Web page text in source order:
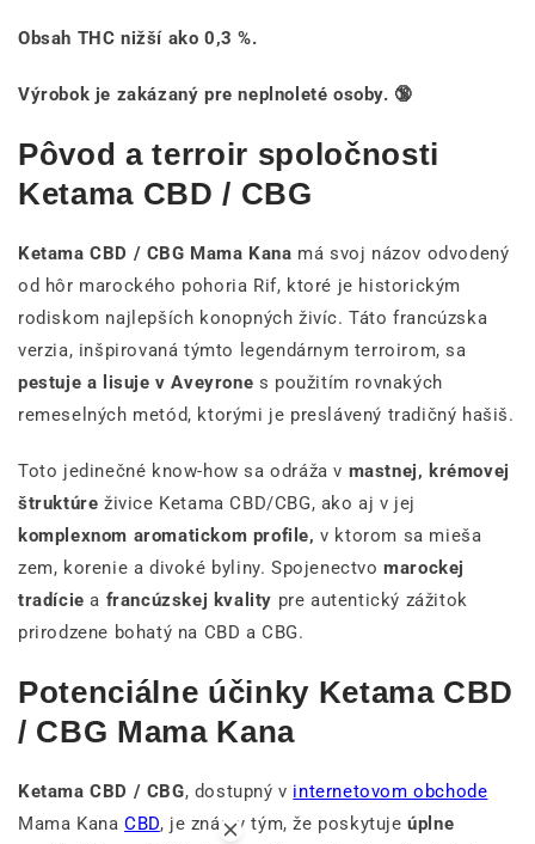
Obsah THC nižší ako 0,3 %.
Výrobok je zakázaný pre neplnoleté osoby. 🔞
Pôvod a terroir spoločnosti
Ketama CBD / CBG
Ketama CBD / CBG Mama Kana má svoj názov odvodený
od hôr marockého pohoria Rif, ktoré je historickým
rodiskom najlepších konopných živíc. Táto francúzska
verzia, inšpirovaná týmto legendárnym terroirom, sa
pestuje a lisuje v Aveyrone s použitím rovnakých
remeselných metód, ktorými je preslávený tradičný hašiš.
Toto jedinečné know-how sa odráža v mastnej, krémovej
štruktúre živice Ketama CBD/CBG, ako aj v jej
komplexnom aromatickom profile, v ktorom sa mieša
zem, korenie a divoké byliny. Spojenectvomarockej
tradície a francúzskej kvality pre autentický zážitok
prirodzene bohatý na CBD a CBG.
Potenciálne účinky Ketama CBD
/ CBG Mama Kana
Ketama CBD / CBG, dostupný v internetovom obchode
Mama Kana CBD, je známy tým, že poskytujeúplne